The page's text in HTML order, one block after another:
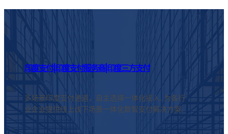
印度支付|印度支付服务商|印度三方支付
多场景印度支付通道，自主选择一体化接入. 为各行
业企业提供线上线下场景一体化数智支付解决方案.